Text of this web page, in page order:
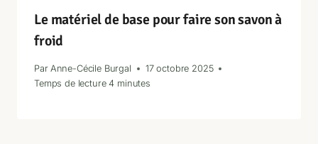
Le matériel de base pour faire son savon à
froid
Par Anne-Cécile Burgal
17 octobre 2025
Temps de lecture4 minutes